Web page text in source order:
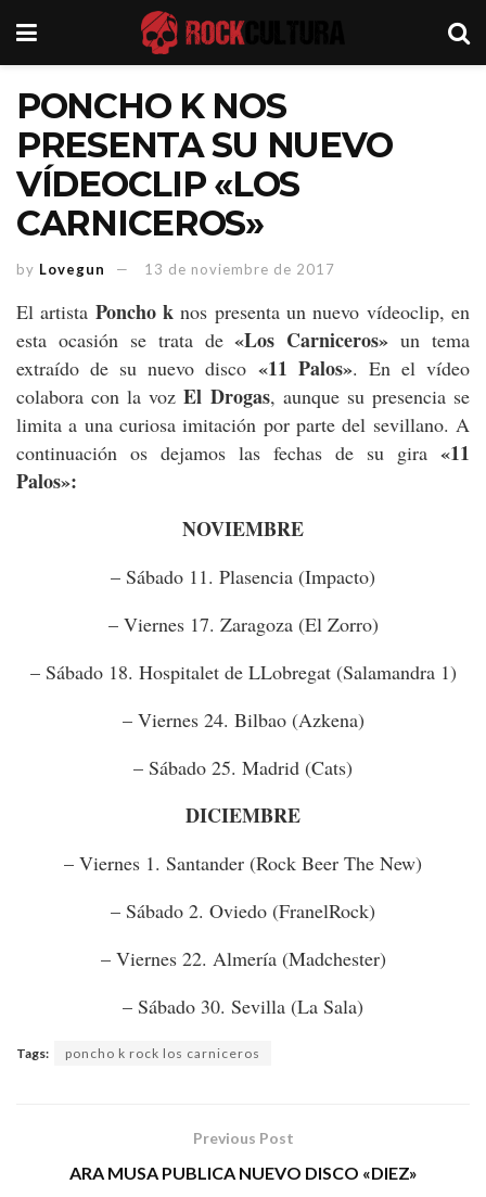
PONCHO K NOS
PRESENTA SU NUEVO
VÍDEOCLIP «LOS
CARNICEROS»
by Lovegun 13 de noviembre de 2017
El artista Poncho k nos presenta un nuevo vídeoclip, en
esta ocasión se trata de«Los Carniceros» un tema
extraído de su nuevo disco «11 Palos». En el vídeo
colabora con la vozEl Drogas, aunque su presencia se
limita a una curiosa imitación por parte del sevillano. A
continuación os dejamos las fechas de su gira «11
Palos»:
NOVIEMBRE
– Sábado 11. Plasencia (Impacto)
– Viernes 17. Zaragoza (El Zorro)
– Sábado 18. Hospitalet de LLobregat (Salamandra 1)
– Viernes 24. Bilbao (Azkena)
– Sábado 25. Madrid (Cats)
DICIEMBRE
– Viernes 1. Santander (Rock Beer The New)
– Sábado 2. Oviedo (FranelRock)
– Viernes 22. Almería (Madchester)
– Sábado 30. Sevilla (La Sala)
Tags: poncho k rock los carniceros
Previous Post
ARA MUSA PUBLICA NUEVO DISCO «DIEZ»